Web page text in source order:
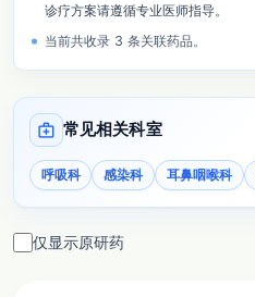
诊疗方案请遵循专业医师指导。
当前共收录 3 条关联药品。
medical_services 常见相关科室
呼吸科 感染科 耳鼻咽喉科
仅显示原研药